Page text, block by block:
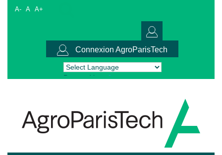
A- A A+
Connexion AgroParisTech
Powered by Translate